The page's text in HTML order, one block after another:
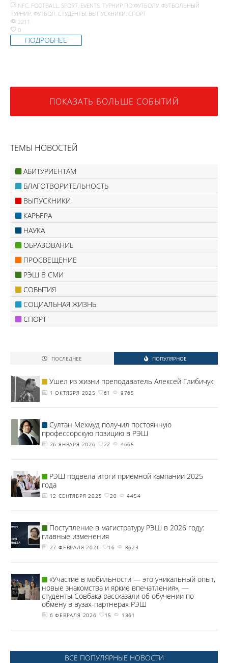
NFC FOOTBALL SPORT EVENTS ТУРНИР ПО ФУТБОЛУ ФУТБОЛЬНЫЙ
ТУРНИР ФУТБОЛ СТУДЕНТЫ ВЫПУСКНИКИ СПОРТ
2211
0
ПОДРОБНЕЕ
ПОКАЗАТЬ БОЛЬШЕ СОБЫТИЙ
ТЕМЫ НОВОСТЕЙ
АБИТУРИЕНТАМ
БЛАГОТВОРИТЕЛЬНОСТЬ
ВЫПУСКНИКИ
КАРЬЕРА
НАУКА
ОБРАЗОВАНИЕ
ПРОСВЕЩЕНИЕ
РЭШ В СМИ
СОБЫТИЯ
СОЦИАЛЬНАЯ ЖИЗНЬ
СПОРТ
ПОСЛЕДНЕЕ ПОПУЛЯРНОЕ
Ушел из жизни преподаватель Алексей Глибичук
1 ОКТЯБРЯ 2025 61 9765
Султан Мехмуд получил постоянную
профессорскую позицию в РЭШ
26 ЯНВАРЯ 2026 22 4665
РЭШ подвела итоги приемной кампании 2025
года
12 СЕНТЯБРЯ 2025 20 4454
Поступление в магистратуру РЭШ в 2026 году:
главные изменения
27 ФЕВРАЛЯ 2026 16 8623
«Участие в мобильности — это уникальный опыт,
новые знакомства и яркие впечатления», —
студенты Совбака рассказали об обучении по
обмену в вузах-партнерах РЭШ
6 ФЕВРАЛЯ 2026 15 1361
ВСЕ ПОПУЛЯРНЫЕ НОВОСТИ